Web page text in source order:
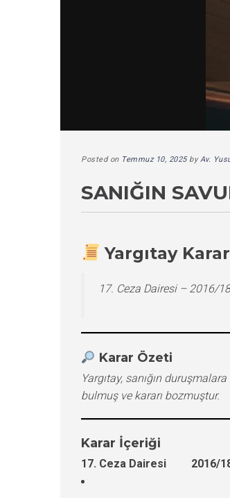
Posted on Temmuz 10, 2025byAv.
SANIĞIN
Yargıtay
17. Ceza Dairesi – 2016/
Karar Özeti
Yargıtay, sanığın
bulmuş ve kararı bozmuştur.
Karar İçeriği
17. Ceza Dairesi 2016/